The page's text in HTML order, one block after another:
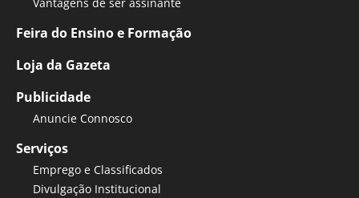
Feira do Ensino e Formação
Loja da Gazeta
Publicidade
Anuncie Connosco
Serviços
Emprego e Classificados
Divulgação Institucional